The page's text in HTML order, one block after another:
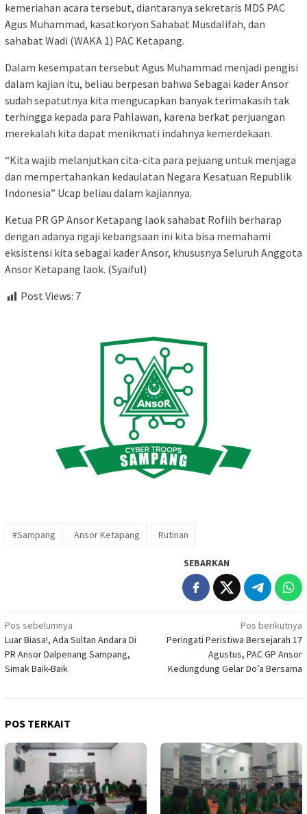
kemeriahan acara tersebut, diantaranya sekretaris MDS PAC
Agus Muhammad, kasatkoryon Sahabat Musdalifah, dan
sahabat Wadi (WAKA 1) PAC Ketapang.
Dalam kesempatan tersebut Agus Muhammad menjadi pengisi
dalam kajian itu, beliau berpesan bahwa Sebagai kader Ansor
sudah sepatutnya kita mengucapkan banyak terimakasih tak
terhingga kepada para Pahlawan, karena berkat perjuangan
merekalah kita dapat menikmati indahnya kemerdekaan.
“Kita wajib melanjutkan cita-cita para pejuang untuk menjaga
dan mempertahankan kedaulatan Negara Kesatuan Republik
Indonesia” Ucap beliau dalam kajiannya.
Ketua PR GP Ansor Ketapang laok sahabat Rofiih berharap
dengan adanya ngaji kebangsaan ini kita bisa memahami
eksistensi kita sebagai kader Ansor, khususnya Seluruh Anggota
Ansor Ketapang laok. (Syaiful)
Post Views: 7
#Sampang Ansor Ketapang Rutinan
SEBARKAN
Navigasi
pos
Pos sebelumnya
Luar Biasa!, Ada Sultan Andara Di
PR Ansor Dalpenang Sampang,
Simak Baik-Baik
Pos berikutnya
Peringati Peristiwa Bersejarah 17
Agustus, PAC GP Ansor
Kedungdung Gelar Do’a Bersama
POS TERKAIT